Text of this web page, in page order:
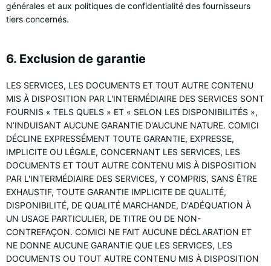
générales et aux politiques de confidentialité des fournisseurs
tiers concernés.
6. Exclusion de garantie
LES SERVICES, LES DOCUMENTS ET TOUT AUTRE CONTENU
MIS À DISPOSITION PAR L'INTERMÉDIAIRE DES SERVICES SONT
FOURNIS « TELS QUELS » ET « SELON LES DISPONIBILITÉS »,
N’INDUISANT AUCUNE GARANTIE D'AUCUNE NATURE. COMICI
DÉCLINE EXPRESSÉMENT TOUTE GARANTIE, EXPRESSE,
IMPLICITE OU LÉGALE, CONCERNANT LES SERVICES, LES
DOCUMENTS ET TOUT AUTRE CONTENU MIS À DISPOSITION
PAR L'INTERMÉDIAIRE DES SERVICES, Y COMPRIS, SANS ÊTRE
EXHAUSTIF, TOUTE GARANTIE IMPLICITE DE QUALITÉ,
DISPONIBILITÉ, DE QUALITÉ MARCHANDE, D'ADÉQUATION À
UN USAGE PARTICULIER, DE TITRE OU DE NON-
CONTREFAÇON. COMICI NE FAIT AUCUNE DÉCLARATION ET
NE DONNE AUCUNE GARANTIE QUE LES SERVICES, LES
DOCUMENTS OU TOUT AUTRE CONTENU MIS À DISPOSITION